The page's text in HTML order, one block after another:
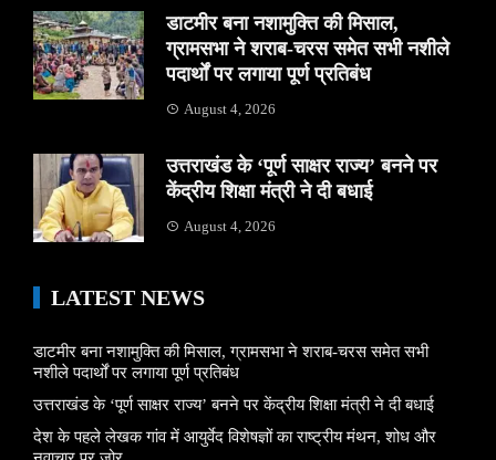
डाटमीर बना नशामुक्ति की मिसाल,
ग्रामसभा ने शराब-चरस समेत सभी नशीले
पदार्थों पर लगाया पूर्ण प्रतिबंध
August 4, 2026
उत्तराखंड के ‘पूर्ण साक्षर राज्य’ बनने पर
केंद्रीय शिक्षा मंत्री ने दी बधाई
August 4, 2026
LATEST NEWS
डाटमीर बना नशामुक्ति की मिसाल, ग्रामसभा ने शराब-चरस समेत सभी
नशीले पदार्थों पर लगाया पूर्ण प्रतिबंध
उत्तराखंड के ‘पूर्ण साक्षर राज्य’ बनने पर केंद्रीय शिक्षा मंत्री ने दी बधाई
देश के पहले लेखक गांव में आयुर्वेद विशेषज्ञों का राष्ट्रीय मंथन, शोध और